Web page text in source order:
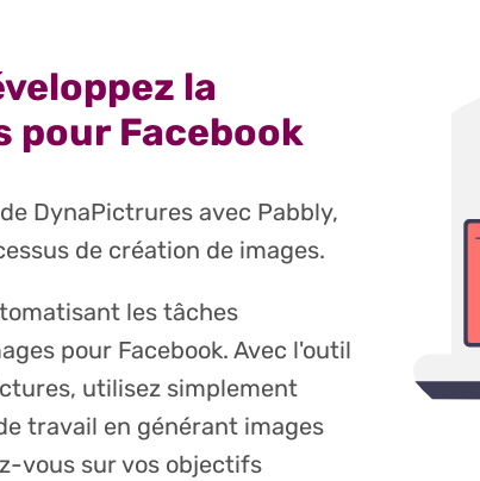
la
pour Facebook
DynaPictrures avec Pabbly,
de création de images.
les tâches
pour Facebook. Avec l'outil
utilisez simplement
travail en générant images
vous sur vos objectifs